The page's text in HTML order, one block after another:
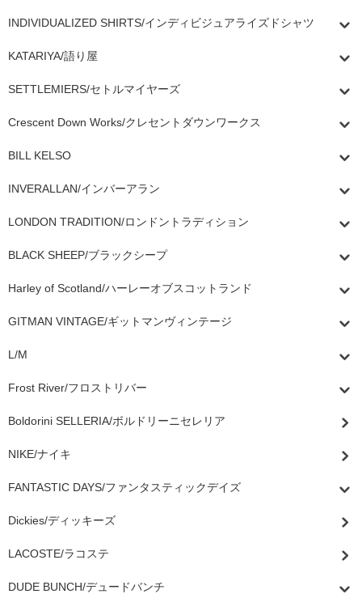
INDIVIDUALIZED SHIRTS/インディビジュアライズドシャツ
KATARIYA/語り屋
SETTLEMIERS/セトルマイヤーズ
Crescent Down Works/クレセントダウンワークス
BILL KELSO
INVERALLAN/インバーアラン
LONDON TRADITION/ロンドントラディション
BLACK SHEEP/ブラックシープ
Harley of Scotland/ハーレーオブスコットランド
GITMAN VINTAGE/ギットマンヴィンテージ
L/M
Frost River/フロストリバー
Boldorini SELLERIA/ボルドリーニセレリア
NIKE/ナイキ
FANTASTIC DAYS/ファンタスティックデイズ
Dickies/ディッキーズ
LACOSTE/ラコステ
DUDE BUNCH/デュードバンチ